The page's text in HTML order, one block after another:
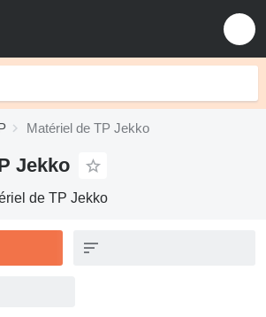
Matériel de TP Jekko
Jekko
de TP Jekko